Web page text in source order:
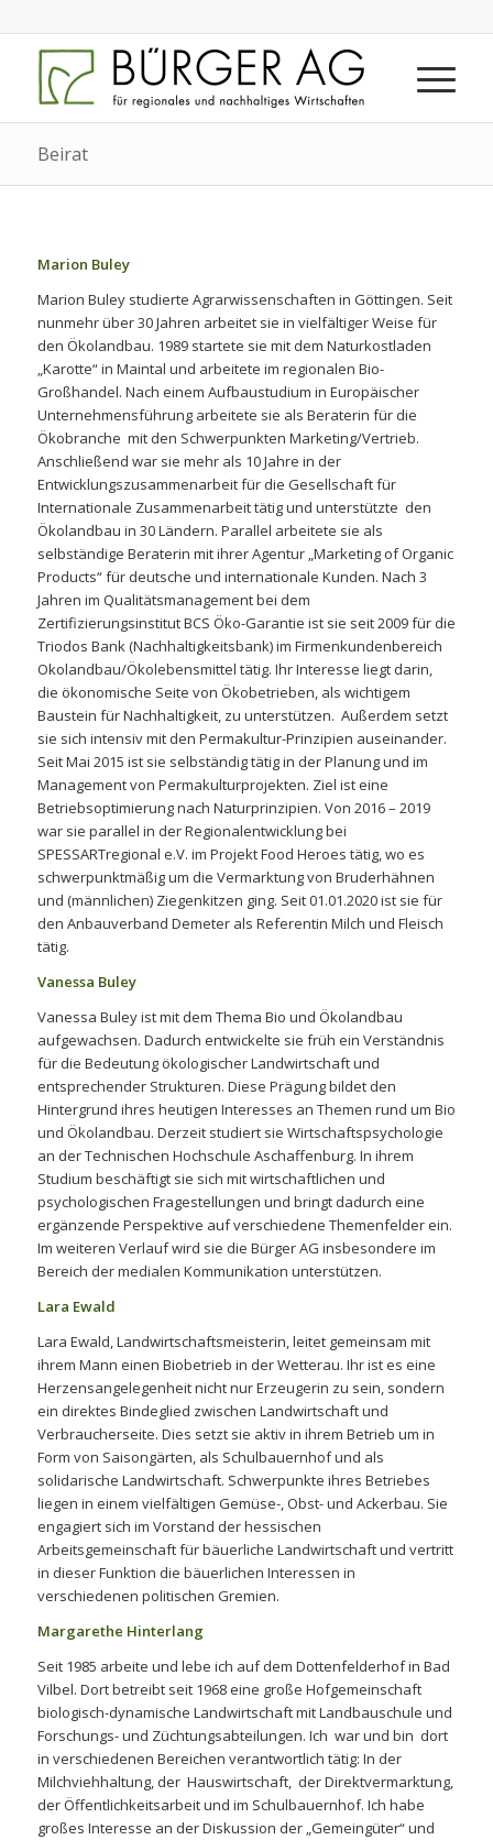
Beirat
Marion Buley
Marion Buley studierte Agrarwissenschaften in Göttingen. Seit
nunmehr über 30 Jahren arbeitet sie in vielfältiger Weise für
den Ökolandbau. 1989 startete sie mit dem Naturkostladen
„Karotte“ in Maintal und arbeitete im regionalen Bio-
Großhandel. Nach einem Aufbaustudium in Europäischer
Unternehmensführung arbeitete sie als Beraterin für die
Ökobranche mit den Schwerpunkten Marketing/Vertrieb.
Anschließend war sie mehr als 10 Jahre in der
Entwicklungszusammenarbeit für die Gesellschaft für
Internationale Zusammenarbeit tätig und unterstützte den
Ökolandbau in 30 Ländern. Parallel arbeitete sie als
selbständige Beraterin mit ihrer Agentur „Marketing of Organic
Products“ für deutsche und internationale Kunden. Nach 3
Jahren im Qualitätsmanagement bei dem
Zertifizierungsinstitut BCS Öko-Garantie ist sie seit 2009 für die
Triodos Bank (Nachhaltigkeitsbank) im Firmenkundenbereich
Okolandbau/Ökolebensmittel tätig. Ihr Interesse liegt darin,
die ökonomische Seite von Ökobetrieben, als wichtigem
Baustein für Nachhaltigkeit, zu unterstützen. Außerdem setzt
sie sich intensiv mit den Permakultur-Prinzipien auseinander.
Seit Mai 2015 ist sie selbständig tätig in der Planung und im
Management von Permakulturprojekten. Ziel ist eine
Betriebsoptimierung nach Naturprinzipien. Von 2016 – 2019
war sie parallel in der Regionalentwicklung bei
SPESSARTregional e.V. im Projekt Food Heroes tätig, wo es
schwerpunktmäßig um die Vermarktung von Bruderhähnen
und (männlichen) Ziegenkitzen ging. Seit 01.01.2020 ist sie für
den Anbauverband Demeter als Referentin Milch und Fleisch
tätig.
Vanessa Buley
Vanessa Buley ist mit dem Thema Bio und Ökolandbau
aufgewachsen. Dadurch entwickelte sie früh ein Verständnis
für die Bedeutung ökologischer Landwirtschaft und
entsprechender Strukturen. Diese Prägung bildet den
Hintergrund ihres heutigen Interesses an Themen rund um Bio
und Ökolandbau. Derzeit studiert sie Wirtschaftspsychologie
an der Technischen Hochschule Aschaffenburg. In ihrem
Studium beschäftigt sie sich mit wirtschaftlichen und
psychologischen Fragestellungen und bringt dadurch eine
ergänzende Perspektive auf verschiedene Themenfelder ein.
Im weiteren Verlauf wird sie die Bürger AG insbesondere im
Bereich der medialen Kommunikation unterstützen.
Lara Ewald
Lara Ewald, Landwirtschaftsmeisterin, leitet gemeinsam mit
ihrem Mann einen Biobetrieb in der Wetterau. Ihr ist es eine
Herzensangelegenheit nicht nur Erzeugerin zu sein, sondern
ein direktes Bindeglied zwischen Landwirtschaft und
Verbraucherseite. Dies setzt sie aktiv in ihrem Betrieb um in
Form von Saisongärten, als Schulbauernhof und als
solidarische Landwirtschaft. Schwerpunkte ihres Betriebes
liegen in einem vielfältigen Gemüse-, Obst- und Ackerbau. Sie
engagiert sich im Vorstand der hessischen
Arbeitsgemeinschaft für bäuerliche Landwirtschaft und vertritt
in dieser Funktion die bäuerlichen Interessen in
verschiedenen politischen Gremien.
Margarethe Hinterlang
Seit 1985 arbeite und lebe ich auf dem Dottenfelderhof in Bad
Vilbel. Dort betreibt seit 1968 eine große Hofgemeinschaft
biologisch-dynamische Landwirtschaft mit Landbauschule und
Forschungs- und Züchtungsabteilungen. Ich war und bin dort
in verschiedenen Bereichen verantwortlich tätig: In der
Milchviehhaltung, der Hauswirtschaft, der Direktvermarktung,
der Öffentlichkeitsarbeit und im Schulbauernhof. Ich habe
großes Interesse an der Diskussion der „Gemeingüter“ und